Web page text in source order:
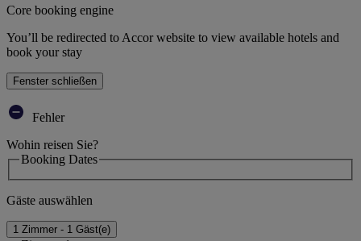
Core booking engine
You’ll be redirected to Accor website to view available hotels and
book your stay
Fenster schließen
Fehler
Wohin reisen Sie?
Booking Dates
Gäste auswählen
1 Zimmer - 1 Gäst(e)